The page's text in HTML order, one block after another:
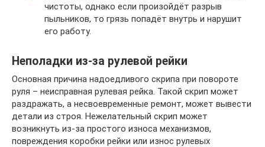
чистоты, однако если произойдёт разрыв
пыльников, то грязь попадёт внутрь и нарушит
его работу.
Неполадки из-за рулевой рейки
Основная причина надоедливого скрипа при повороте
руля – неисправная рулевая рейка. Такой скрип может
раздражать, а несвоевременные ремонт, может вывести
детали из строя. Нежелательный скрип может
возникнуть из-за простого износа механизмов,
повреждения коробки рейки или износ рулевых